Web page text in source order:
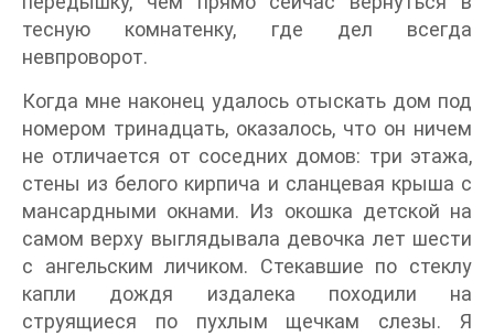
тесную комнатенку, где дел всегда
невпроворот.
Когда мне наконец удалось отыскать дом под
номером тринадцать, оказалось, что он ничем
не отличается от соседних домов: три этажа,
стены из белого кирпича и сланцевая крыша с
мансардными окнами. Из окошка детской на
самом верху выглядывала девочка лет шести
с ангельским личиком. Стекавшие по стеклу
капли дождя издалека походили на
струящиеся по пухлым щечкам слезы. Я